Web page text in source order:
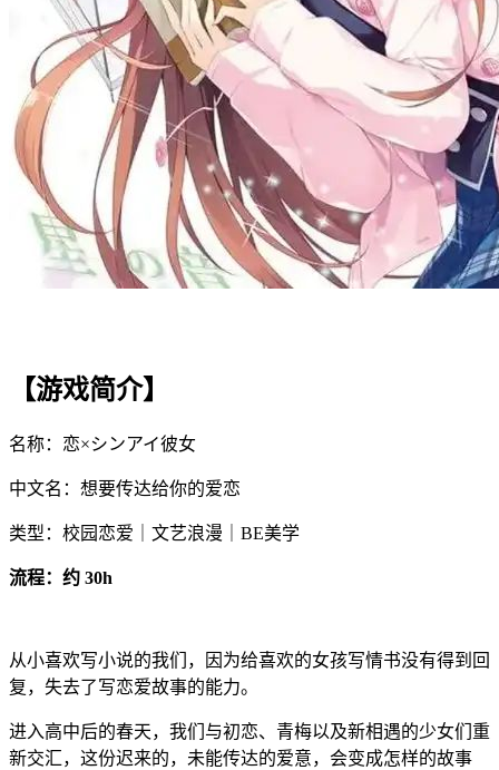
【游戏简介】
名称：恋×シンアイ彼女
中文名：想要传达给你的爱恋
类型：校园恋爱｜文艺浪漫｜BE美学
流程：约 30h
从小喜欢写小说的我们，因为给喜欢的女孩写情书没有得到回
复，失去了写恋爱故事的能力。
进入高中后的春天，我们与初恋、青梅以及新相遇的少女们重
新交汇，这份迟来的，未能传达的爱意，会变成怎样的故事